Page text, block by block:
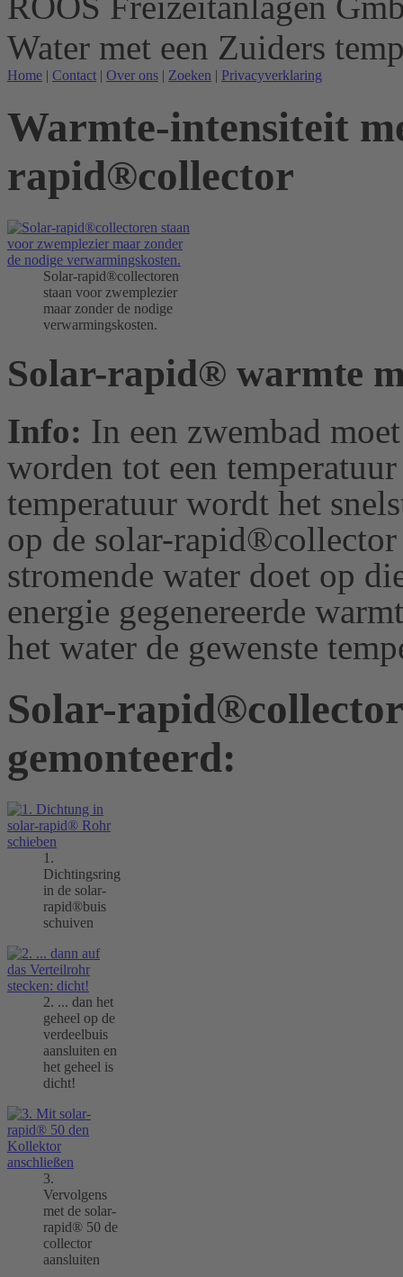
Water met een Zuiders
Home | Contact | Over ons | Zoeken | Privacyverklaring
Warmte-intensiteit
rapid®collector
Solar-rapid®collectoren
staan voor zwemplezier
maar zonder de nodige
verwarmingskosten.
Solar-rapid® warmte
Info: In een zwembad
worden tot een
temperatuur wordt het
op de solar-
stromende water doet op
energie gegenereerde
het water de gewenste
Solar-
gemonteerd:
1.
Dichtingsring
in de solar-
rapid®buis
schuiven
2. ... dan het
geheel op de
verdeelbuis
aansluiten en
het geheel is
dicht!
3.
Vervolgens
met de solar-
rapid® 50 de
collector
aansluiten